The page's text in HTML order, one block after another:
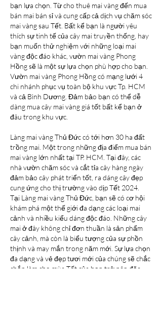
bạn lựa chọn. Từ cho thuê mai vàng đến mua
bán mai bán sỉ và cung cấp cả dịch vụ chăm sóc
mai vàng sau Tết. Bất kể bạn là người yêu
thích sự tinh tế của cây mai truyền thống, hay
bạn muốn thử nghiệm với những loại mai
vàng độc đáo khác, vườn mai vàng Phong
Hồng sẽ là một sự lựa chọn phù hợp cho bạn.
Vườn mai vàng Phong Hồng có mạng lưới 4
chi nhánh phục vụ toàn bộ khu vực Tp. HCM
và cả Bình Dương. Đảm bảo bạn có thể dễ
dàng mua cây mai vàng giá tốt bất kể bạn ở
đâu trong khu vực.
Làng mai vàng Thủ Đức có tới hơn 30 ha đất
trồng mai. Một trong những địa điểm mua bán
mai vàng lớn nhất tại TP. HCM. Tại đây, các
nhà vườn chăm sóc và cắt tỉa cây hàng ngày
đảm bảo cây phát triển tốt, ra dáng cây đẹp
cung ứng cho thị trường vào dịp Tết 2024.
Tại Làng mai vàng Thủ Đức, bạn sẽ có cơ hội
khám phá một thế giới đa dạng các loại mai
cảnh và nhiều kiểu dáng độc đáo. Những cây
mai ở đây không chỉ đơn thuần là sản phẩm
cây cảnh, mà còn là biểu tượng của sự phồn
thịnh và may mắn trong năm mới. Sự lựa chọn
đa dạng và vẻ đẹp tươi mới của chúng sẽ chắc
chắn làm cho mùa Tết của bạn trở nên đặc